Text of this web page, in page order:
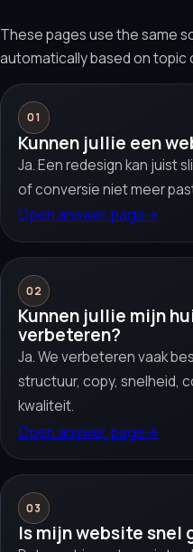
These pages use the same
automatically based on topic
01
Kunnen jullie een
Ja. Een redesign kan juist
of conversie niet meer
Open answer page→
02
Kunnen jullie mijn
verbeteren?
Ja. We verbeteren vaak
structuur, copy, snelheid,
kwaliteit.
Open answer page→
03
Is mijn website snel